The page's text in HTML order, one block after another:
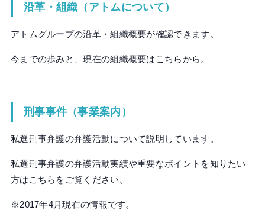
沿革・組織（アトムについて）
アトムグループの沿革・組織概要が確認できます。
今までの歩みと、現在の組織概要はこちらから。
刑事事件（事業案内）
私選刑事弁護の弁護活動について説明しています。
私選刑事弁護の弁護活動実績や重要なポイントを知りたい
方はこちらをご覧ください。
※2017年4月現在の情報です。